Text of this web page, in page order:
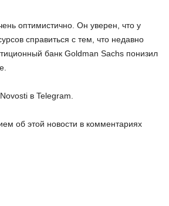
оптимистично. Он уверен, что у
справиться с тем, что недавно
банк Goldman Sachs понизил
в Telegram.
об этой новости в комментариях